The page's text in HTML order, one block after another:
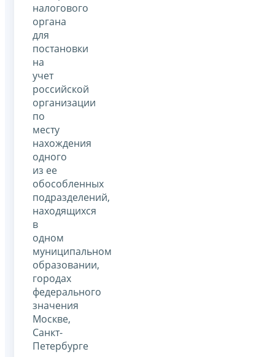
налогового
органа
для
постановки
на
учет
российской
организации
по
месту
нахождения
одного
из ее
обособленных
подразделений,
находящихся
в
одном
муниципальном
образовании,
городах
федерального
значения
Москве,
Санкт-
Петербурге